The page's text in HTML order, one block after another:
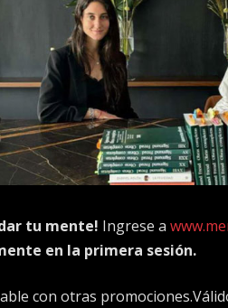
tu mente! Ingrese a
en la primera sesión.
con otras